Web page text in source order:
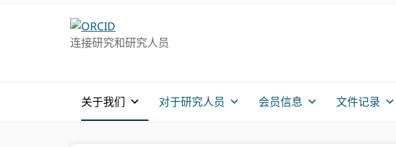
连接研究和研究人员
关于我们 对于研究人员 会员信息 文件记录